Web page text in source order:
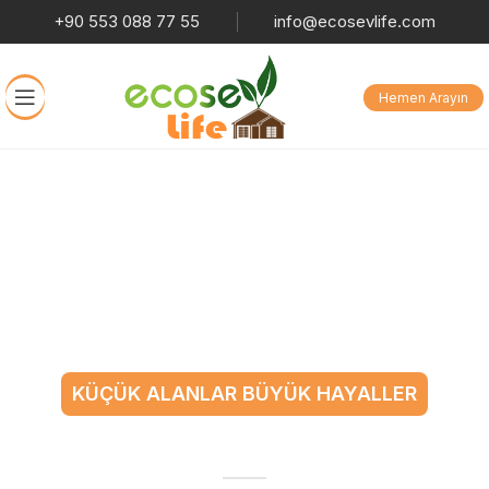
+90 553 088 77 55 info@ecosevlife.com
Hemen Arayın
KÜÇÜK ALANLAR BÜYÜK HAYALLER